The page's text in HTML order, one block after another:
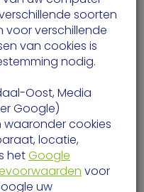
soorten
voor verschillende
van cookies is
nodig.
Oost, Media
Google)
waaronder cookies
locatie,
hetGoogle
voor
uw